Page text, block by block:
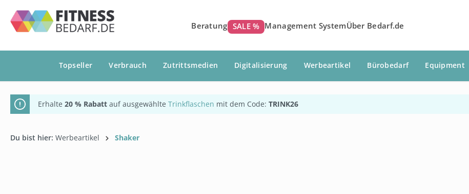
Zur Hauptnavigation springen
Beratung SALE % Management SystemÜber Bedarf.de
Topseller Verbrauch Zutrittsmedien Digitalisierung Werbeartikel Bürobedarf Equipment
Erhalte 20 % Rabatt auf ausgewählte Trinkflaschen mit dem Code: TRINK26
Du bist hier: Werbeartikel Shaker